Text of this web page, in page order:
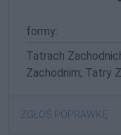
formy:
Tatrach
Zachodnim; Tatry
ZGŁOŚ POPRAWKĘ